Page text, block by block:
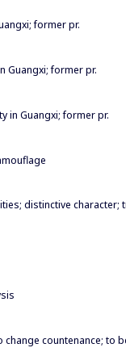
former pr.
Guangxi; former pr.
in Guangxi; former pr.
distinctive character;
countenance; to